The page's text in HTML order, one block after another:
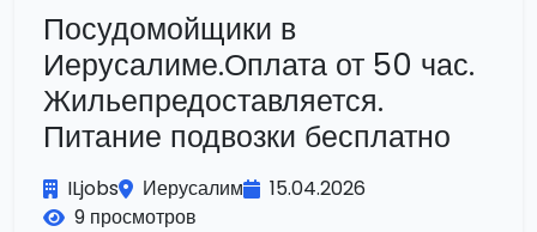
Посудомойщики в
Иерусалиме.Оплата от 50 час.
Жильепредоставляется.
Питание подвозки бесплатно
ILjobs Иерусалим
15.04.2026
9 просмотров